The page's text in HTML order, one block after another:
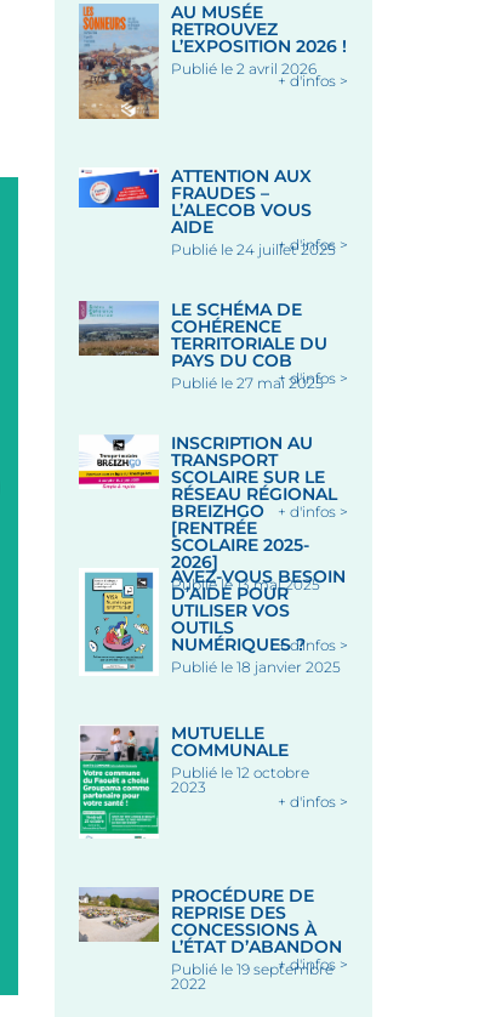
MARCHÉ NOCTURE PLACE
DES HALLES
Place des Halles, 56320 LE
CHAPELLE SAINT-
AU MUSÉE
RETROUVEZ
L’EXPOSITION 2026 !
Publié le 2 avril 2026
+ d'infos >
ATTENTION AUX
FRAUDES –
L’ALECOB VOUS
AIDE
Publié le 24 juillet 2025
+ d'infos >
LE SCHÉMA DE
COHÉRENCE
TERRITORIALE DU
PAYS DU COB
Publié le 27 mai 2025
+ d'infos >
INSCRIPTION AU
TRANSPORT
SCOLAIRE SUR LE
RÉSEAU RÉGIONAL
BREIZHGO
[RENTRÉE
SCOLAIRE 2025-
2026]
Publié le 13 mai 2025
+ d'infos >
AVEZ-VOUS BESOIN
D’AIDE POUR
UTILISER VOS
OUTILS
NUMÉRIQUES ?
Publié le 18 janvier 2025
+ d'infos >
MUTUELLE
COMMUNALE
Publié le 12 octobre
2023
+ d'infos >
PROCÉDURE DE
REPRISE DES
CONCESSIONS À
L’ÉTAT D’ABANDON
Publié le 19 septembre
2022
+ d'infos >